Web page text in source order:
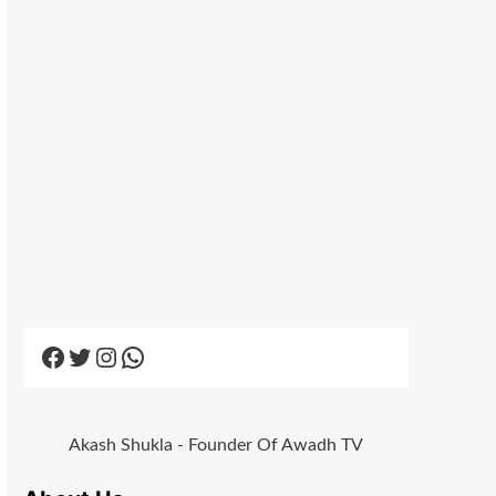
Facebook
Twitter
Instagram
WhatsApp
Akash Shukla - Founder Of Awadh TV